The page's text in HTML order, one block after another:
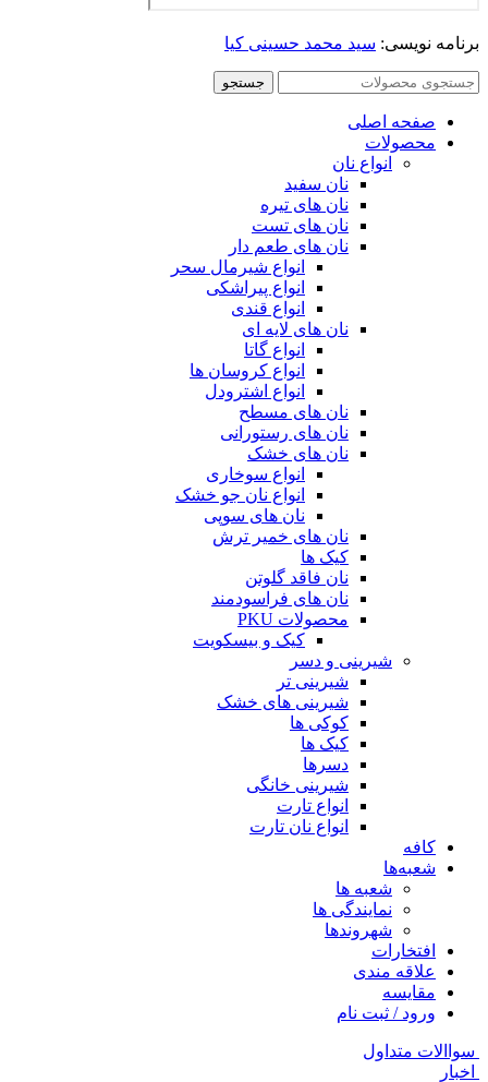
برنامه نویسی: سید محمد حسینی کیا
جستجو
صفحه اصلی
محصولات
انواع نان
نان سفید
نان های تیره
نان های تست
نان های طعم دار
انواع شیرمال سحر
انواع پیراشکی
انواع قندی
نان های لایه ای
انواع گاتا
انواع کروسان ها
انواع اشترودل
نان های مسطح
نان های رستورانی
نان های خشک
انواع سوخاری
انواع نان جو خشک
نان های سوپی
نان های خمیر ترش
کیک ها
نان فاقد گلوتن
نان های فراسودمند
محصولات PKU
کیک و بیسکویت
شیرینی و دسر
شیرینی تر
شیرینی های خشک
کوکی ها
کیک ها
دسرها
شیرینی خانگی
انواع تارت
انواع نان تارت
کافه
شعبه‌ها
شعبه ها
نمایندگی ها
شهروندها
افتخارات
علاقه مندی
مقایسه
ورود / ثبت نام
سواالات متداول
اخبار